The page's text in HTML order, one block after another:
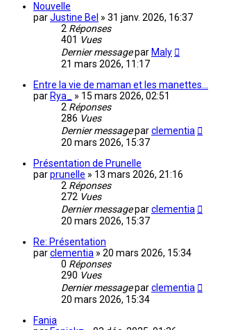
Nouvelle
parJustine Bel » 31 janv. 2026, 16:37
2 Réponses
401 Vues
Dernier messagepar Maly
21 mars 2026, 11:17
Entre la vie de maman et les manettes…
par Rya_ » 15 mars 2026, 02:51
2 Réponses
286 Vues
Dernier messageparclementia
20 mars 2026, 15:37
Présentation de Prunelle
parprunelle » 13 mars 2026, 21:16
2 Réponses
272 Vues
Dernier messageparclementia
20 mars 2026, 15:37
Re: Présentation
parclementia » 20 mars 2026, 15:34
0 Réponses
290 Vues
Dernier messageparclementia
20 mars 2026, 15:34
Fania